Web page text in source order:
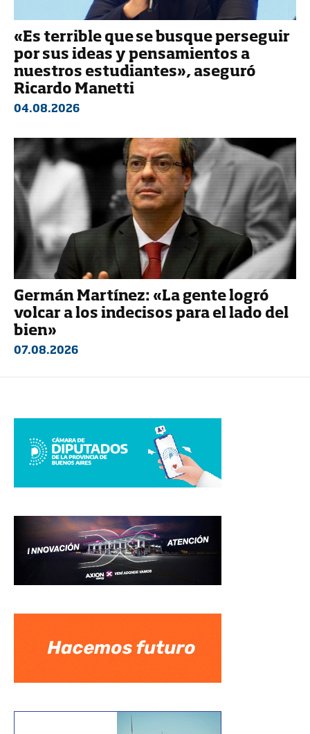
«Es terrible que se busque perseguir
por sus ideas y pensamientos a
nuestros estudiantes», aseguró
Ricardo Manetti
04.08.2026
Germán Martínez: «La gente logró
volcar a los indecisos para el lado del
bien»
07.08.2026